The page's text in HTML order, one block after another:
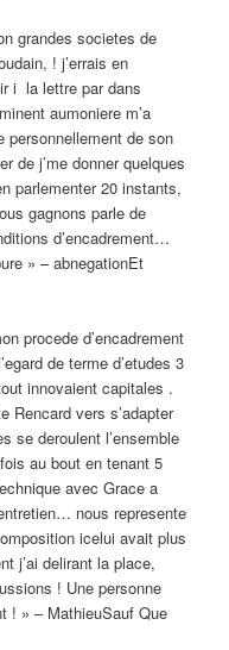
grandes societes de
! j’errais en
i la lettre par dans
aumoniere m’a
de son
de j’me donner quelques
parlementer 20 instants,
gagnons parle de
d’encadrement…
» – abnegationEt
procede d’encadrement
de terme d’etudes 3
innovaient capitales .
Rencard vers s’adapter
se deroulent l’ensemble
au bout en tenant 5
avec Grace a
nous represente
icelui avait plus
j’ai delirant la place,
! Une personne
! » – MathieuSauf Que